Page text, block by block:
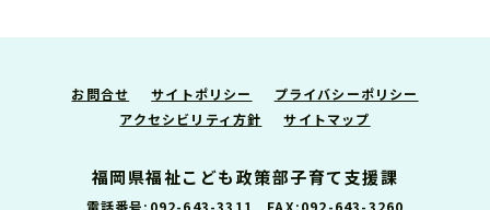
お問合せ サイトポリシー
プライバシーポリシー
アクセシビリティ方針
サイトマップ
福岡県福祉こども政策部子育て支援課